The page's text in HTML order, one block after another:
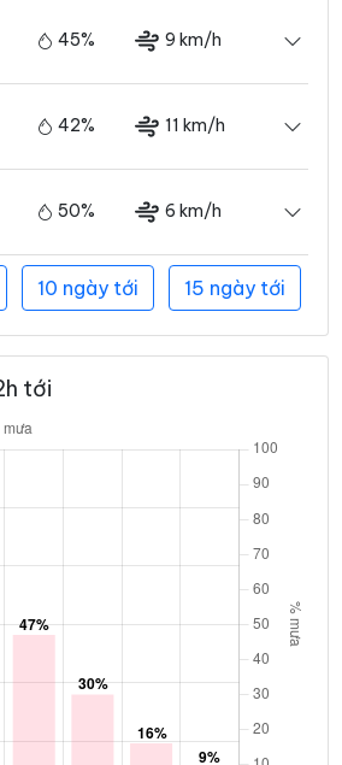
45% 9 km/h
42% 11 km/h
50% 6 km/h
10 ngày tới 15 ngày tới
tới